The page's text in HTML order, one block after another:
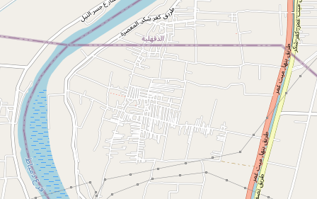
6 مليون جنيه
مساحة المشروع
المحافظة